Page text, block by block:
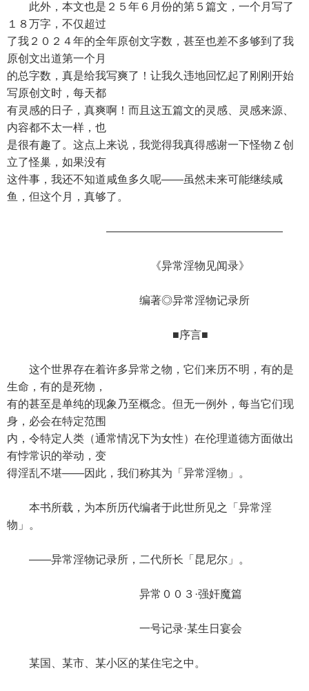
此外，本文也是２５年６月份的第５篇文，一个月写了
１８万字，不仅超过
了我２０２４年的全年原创文字数，甚至也差不多够到了我
原创文出道第一个月
的总字数，真是给我写爽了！让我久违地回忆起了刚刚开始
写原创文时，每天都
有灵感的日子，真爽啊！而且这五篇文的灵感、灵感来源、
内容都不太一样，也
是很有趣了。这点上来说，我觉得我真得感谢一下怪物Ｚ创
立了怪巢，如果没有
这件事，我还不知道咸鱼多久呢——虽然未来可能继续咸
鱼，但这个月，真够了。
————————————————
《异常淫物见闻录》
编著◎异常淫物记录所
■序言■
这个世界存在着许多异常之物，它们来历不明，有的是
生命，有的是死物，
有的甚至是单纯的现象乃至概念。但无一例外，每当它们现
身，必会在特定范围
内，令特定人类（通常情况下为女性）在伦理道德方面做出
有悖常识的举动，变
得淫乱不堪——因此，我们称其为「异常淫物」。
本书所载，为本所历代编者于此世所见之「异常淫
物」。
——异常淫物记录所，二代所长「昆尼尔」。
异常００３·强奸魔篇
一号记录·某生日宴会
某国、某市、某小区的某住宅之中。